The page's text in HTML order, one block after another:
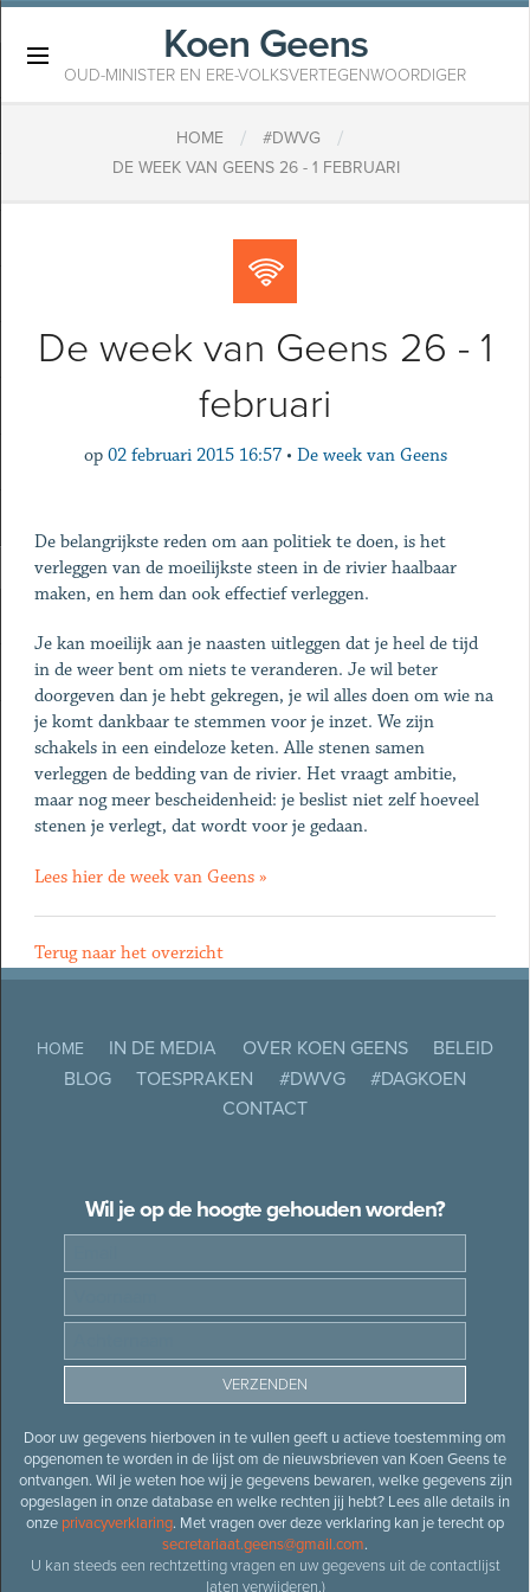
Koen Geens
OUD-MINISTER EN ERE-VOLKSVERTEGENWOORDIGER
HOME / #DWVG /
DE WEEK VAN GEENS 26 - 1 FEBRUARI
De week van Geens 26 - 1
februari
op 02 februari 2015 16:57 • De week van Geens
De belangrijkste reden om aan politiek te doen, is het
verleggen van de moeilijkste steen in de rivier haalbaar
maken, en hem dan ook effectief verleggen.
Je kan moeilijk aan je naasten uitleggen dat je heel de tijd
in de weer bent om niets te veranderen. Je wil beter
doorgeven dan je hebt gekregen, je wil alles doen om wie na
je komt dankbaar te stemmen voor je inzet. We zijn
schakels in een eindeloze keten. Alle stenen samen
verleggen de bedding van de rivier. Het vraagt ambitie,
maar nog meer bescheidenheid: je beslist niet zelf hoeveel
stenen je verlegt, dat wordt voor je gedaan.
Lees hier de week van Geens »
Terug naar het overzicht
HOME IN DE MEDIA OVER KOEN GEENS
BELEID
BLOG
TOESPRAKEN #DWVG
#DAGKOEN
CONTACT
Wil je op de hoogte gehouden worden?
Door uw gegevens hierboven in te vullen geeft u actieve toestemming om
opgenomen te worden in de lijst om de nieuwsbrieven van Koen Geens te
ontvangen. Wil je weten hoe wij je gegevens bewaren, welke gegevens zijn
opgeslagen in onze database en welke rechten jij hebt? Lees alle details in
onze privacyverklaring. Met vragen over deze verklaring kan je terecht op
secretariaat.geens@gmail.com.
U kan steeds een rechtzetting vragen en uw gegevens uit de contactlijst
laten verwijderen.)